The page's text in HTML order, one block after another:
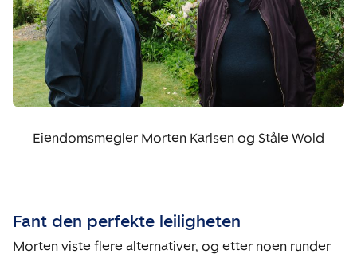
Eiendomsmegler Morten Karlsen og Ståle Wold
Fant den perfekte leiligheten
Morten viste flere alternativer, og etter noen runder